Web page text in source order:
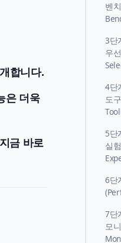
합니다.
은 더욱
금 바로
벤
3단
우
4단
도
5단
실
6단
7단
모